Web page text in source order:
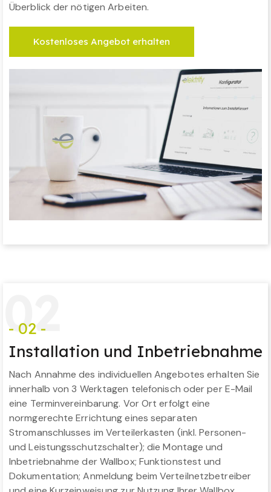
Überblick der nötigen Arbeiten.
Kostenloses Angebot erhalten
02
- 02 -
Installation und Inbetriebnahme
Nach Annahme des individuellen Angebotes erhalten Sie
innerhalb von 3 Werktagen telefonisch oder per E-Mail
eine Terminvereinbarung. Vor Ort erfolgt eine
normgerechte Errichtung eines separaten
Stromanschlusses im Verteilerkasten (inkl. Personen-
und Leistungsschutzschalter); die Montage und
Inbetriebnahme der Wallbox; Funktionstest und
Dokumentation; Anmeldung beim Verteilnetzbetreiber